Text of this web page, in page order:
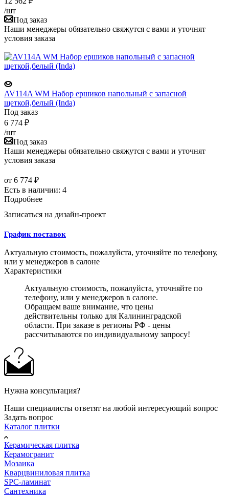
/шт
Под заказ
Наши менеджеры обязательно свяжутся с вами и уточнят
условия заказа
AV114A WM Набор ершиков напольный с запасной
щеткой,белый (Inda)
Под заказ
6 774 ₽
/шт
Под заказ
Наши менеджеры обязательно свяжутся с вами и уточнят
условия заказа
от 6 774 ₽
Есть в наличии: 4
Подробнее
Записаться на дизайн-проект
График поставок
Актуальную стоимость, пожалуйста, уточняйте по телефону,
или у менеджеров в салоне
Характеристики
Актуальную стоимость, пожалуйста, уточняйте по
телефону, или у менеджеров в салоне.
Обращаем ваше внимание, что цены
действительны только для Калининградской
области. При заказе в регионы РФ - цены
рассчитываются по индивидуальному запросу!
Нужна консультация?
Наши специалисты ответят на любой интересующий вопрос
Задать вопрос
Каталог плитки
Керамическая плитка
Керамогранит
Мозаика
Кварцвиниловая плитка
SPC-ламинат
Сантехника